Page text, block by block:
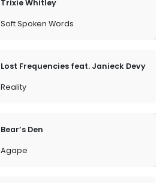
Trixie Whitley
Soft Spoken Words
Lost Frequencies feat. Janieck Devy
Reality
Bear’s Den
Agape